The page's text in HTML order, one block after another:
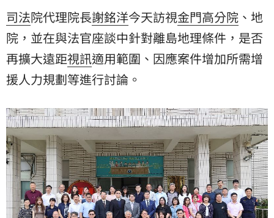
司法院代理院長謝銘洋今天訪視金門高分院 、地
院，並在與法官座談中針對離島地理條件，是否
再擴大遠距視訊適用範圍、因應案件增加所需增
援人力規劃等進行討論。